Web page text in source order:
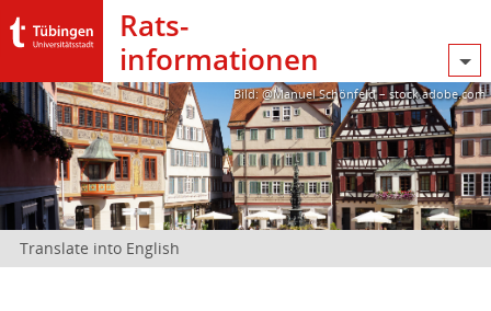
Rats­
informationen
Bild: @Manuel Schönfeld – stock.adobe.com
Translate into English